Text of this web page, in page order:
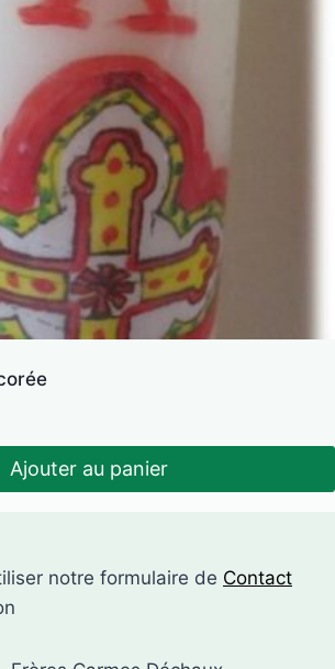
Ajouter au panier
notre formulaire de Contact